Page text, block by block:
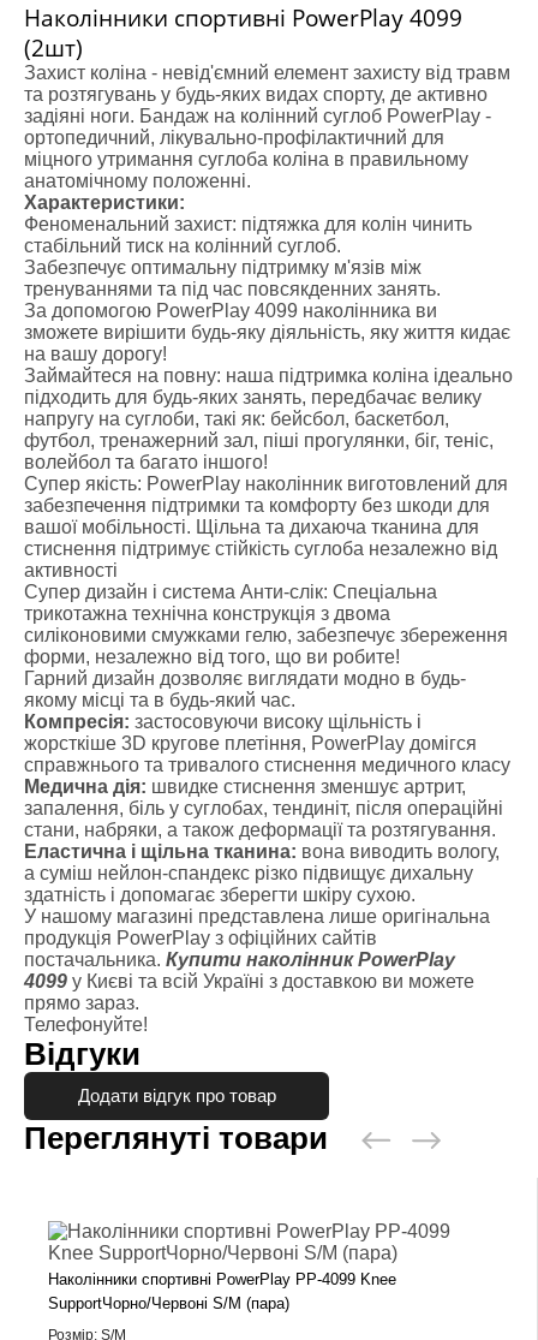
Наколінники спортивні PowerPlay 4099
(2шт)
Захист коліна - невід'ємний елемент захисту від травм
та розтягувань у будь-яких видах спорту, де активно
задіяні ноги. Бандаж на колінний суглоб PowerPlay -
ортопедичний, лікувально-профілактичний для
міцного утримання суглоба коліна в правильному
анатомічному положенні.
Характеристики:
Феноменальний захист: підтяжка для колін чинить
стабільний тиск на колінний суглоб.
Забезпечує оптимальну підтримку м'язів між
тренуваннями та під час повсякденних занять.
За допомогою PowerPlay 4099 наколінника ви
зможете вирішити будь-яку діяльність, яку життя кидає
на вашу дорогу!
Займайтеся на повну: наша підтримка коліна ідеально
підходить для будь-яких занять, передбачає велику
напругу на суглоби, такі як: бейсбол, баскетбол,
футбол, тренажерний зал, піші прогулянки, біг, теніс,
волейбол та багато іншого!
Супер якість: PowerPlay наколінник виготовлений для
забезпечення підтримки та комфорту без шкоди для
вашої мобільності. Щільна та дихаюча тканина для
стиснення підтримує стійкість суглоба незалежно від
активності
Супер дизайн і система Анти-слік: Спеціальна
трикотажна технічна конструкція з двома
силіконовими смужками гелю, забезпечує збереження
форми, незалежно від того, що ви робите!
Гарний дизайн дозволяє виглядати модно в будь-
якому місці та в будь-який час.
Компресія: застосовуючи високу щільність і
жорсткіше 3D кругове плетіння, PowerPlay домігся
справжнього та тривалого стиснення медичного класу
Медична дія: швидке стиснення зменшує артрит,
запалення, біль у суглобах, тендиніт, після операційні
стани, набряки, а також деформації та розтягування.
Еластична і щільна тканина: вона виводить вологу,
а суміш нейлон-спандекс різко підвищує дихальну
здатність і допомагає зберегти шкіру сухою.
У нашому магазині представлена лише оригінальна
продукція PowerPlay з офіційних сайтів
постачальника. Купити наколінник PowerPlay
4099 у Києві та всій Україні з доставкою ви можете
прямо зараз.
Телефонуйте!
Відгуки
Додати відгук про товар
Переглянуті товари
Наколінники спортивні PowerPlay PP-4099 Knee
SupportЧорно/Червоні S/M (пара)
Розмір: S/M